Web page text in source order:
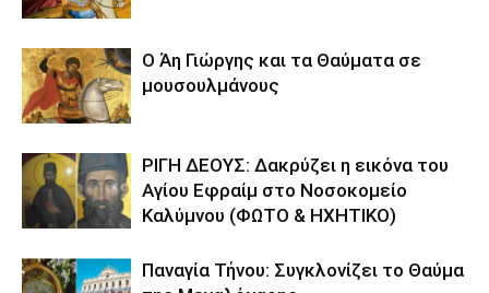
Ο Άη Γιώργης και τα Θαύματα σε
μουσουλμάνους
ΡΙΓΗ ΔΕΟΥΣ: Δακρύζει η εικόνα του
Αγίου Εφραίμ στο Νοσοκομείο
Καλύμνου (ΦΩΤΟ & ΗΧΗΤΙΚΟ)
Παναγία Τήνου: Συγκλονίζει το Θαύμα